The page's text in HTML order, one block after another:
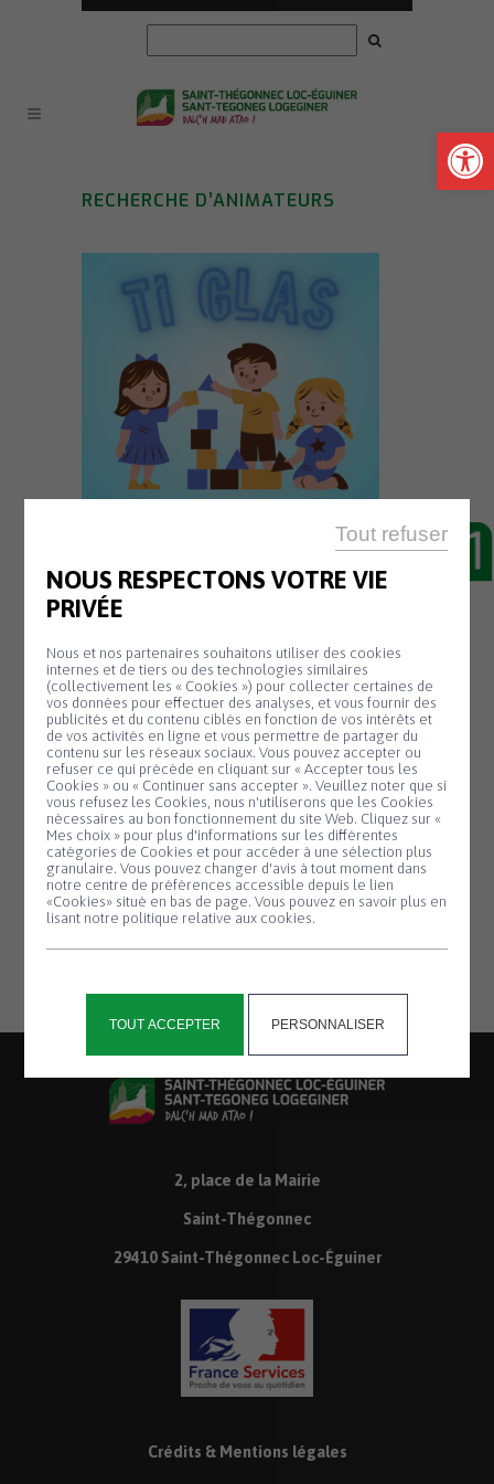
Panneau de gestion des cookies
NOUS RESPECTONS VOTRE VIE
PRIVÉE
Nous et nos partenaires souhaitons utiliser des cookies
internes et de tiers ou des technologies similaires
(collectivement les « Cookies ») pour collecter certaines de
vos données pour effectuer des analyses, et vous fournir des
publicités et du contenu ciblés en fonction de vos intérêts et
de vos activités en ligne et vous permettre de partager du
contenu sur les réseaux sociaux. Vous pouvez accepter ou
refuser ce qui précède en cliquant sur « Accepter tous les
Cookies » ou « Continuer sans accepter ». Veuillez noter que si
vous refusez les Cookies, nous n'utiliserons que les Cookies
nécessaires au bon fonctionnement du site Web. Cliquez sur «
Mes choix » pour plus d'informations sur les différentes
catégories de Cookies et pour accéder à une sélection plus
granulaire. Vous pouvez changer d'avis à tout moment dans
notre centre de préférences accessible depuis le lien
«Cookies» situé en bas de page. Vous pouvez en savoir plus en
lisant notre politique relative aux cookies.
TOUT ACCEPTER
Tout refuser
PERSONNALISER
Ouvrir
RECHERCHE D’ANIMATEURS
D’ANIMATEURS
recherche un(e) animateur(trice) pour
travailler pendant les vacances d’automne,
du lundi 23 octobre au vendredi 3
novembre.
Animations de groupe d’enfants de 3 à 5
ans.
BAFA souhaité ou expériences auprès
d’enfants de 3 à 5 ans.
Candidature à adresser à Laëtitia Jacq :
laetitia.jacq@epal.asso.fr
2, place de la Mairie
Saint-Thégonnec
29410 Saint-Thégonnec Loc-Éguiner
Crédits & Mentions légales